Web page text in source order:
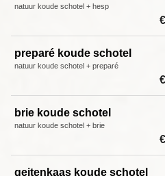
natuur koude schotel + hesp
preparé koude schotel
natuur koude schotel + preparé
brie koude schotel
natuur koude schotel + brie
geitenkaas koude schotel